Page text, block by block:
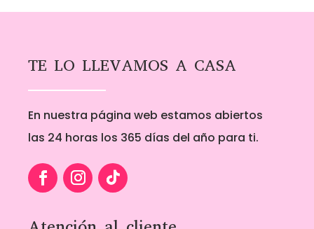
TE LO LLEVAMOS A CASA
En nuestra página web estamos abiertos
las 24 horas los 365 días del año para ti.